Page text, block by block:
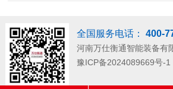
全国服务电话： 400-
河南万仕衡通智能装备有
豫ICP备2024089669号-1